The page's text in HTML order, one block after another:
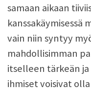
samaan aikaan
kanssakäymisessä
vain niin syntyy
mahdollisimman
itselleen tärkeän
ihmiset voisivat